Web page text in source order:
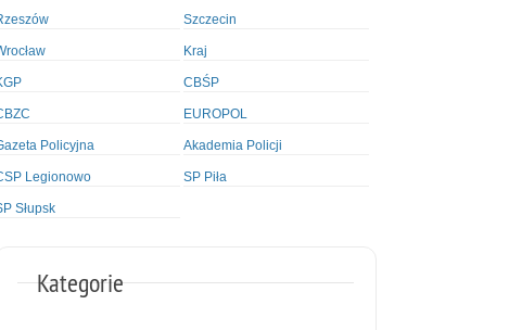
Szczecin
Kraj
CBŚP
EUROPOL
Policyjna Akademia Policji
Legionowo SP Piła
Słupsk
Kategorie